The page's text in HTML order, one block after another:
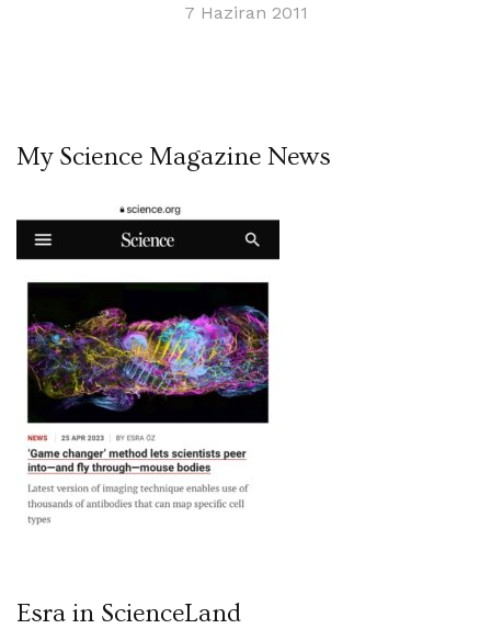
7 Haziran 2011
My Science Magazine News
Esra in ScienceLand